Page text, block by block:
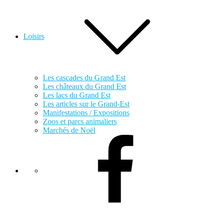
Loisirs
Les cascades du Grand Est
Les châteaux du Grand Est
Les lacs du Grand Est
Les articles sur le Grand-Est
Manifestations / Expositions
Zoos et parcs animaliers
Marchés de Noël